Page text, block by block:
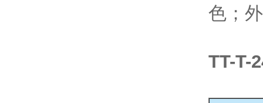
色；
TT-T-